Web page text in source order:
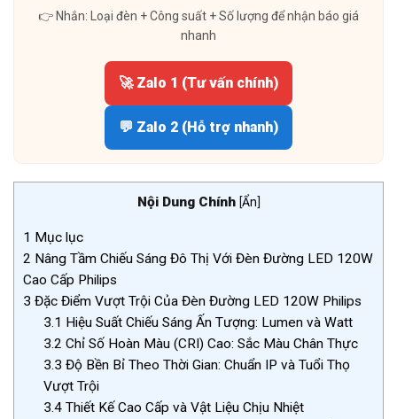
👉 Nhắn: Loại đèn + Công suất + Số lượng để nhận báo giá
nhanh
🚀 Zalo 1 (Tư vấn chính)
💬 Zalo 2 (Hỗ trợ nhanh)
Nội Dung Chính [Ẩn]
1 Mục lục
2 Nâng Tầm Chiếu Sáng Đô Thị Với Đèn Đường LED 120W
Cao Cấp Philips
3 Đặc Điểm Vượt Trội Của Đèn Đường LED 120W Philips
3.1 Hiệu Suất Chiếu Sáng Ấn Tượng: Lumen và Watt
3.2 Chỉ Số Hoàn Màu (CRI) Cao: Sắc Màu Chân Thực
3.3 Độ Bền Bỉ Theo Thời Gian: Chuẩn IP và Tuổi Thọ
Vượt Trội
3.4 Thiết Kế Cao Cấp và Vật Liệu Chịu Nhiệt